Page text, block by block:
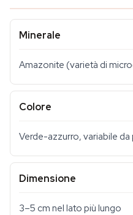
Minerale
Amazonite (varietà di
Colore
Verde-azzurro, variabile
Dimensione
3–5 cm nel lato più lungo